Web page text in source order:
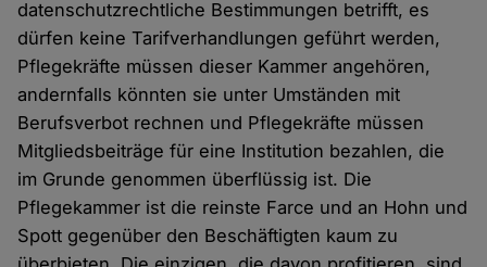
datenschutzrechtliche Bestimmungen betrifft, es
dürfen keine Tarifverhandlungen geführt werden,
Pflegekräfte müssen dieser Kammer angehören,
andernfalls könnten sie unter Umständen mit
Berufsverbot rechnen und Pflegekräfte müssen
Mitgliedsbeiträge für eine Institution bezahlen, die
im Grunde genommen überflüssig ist. Die
Pflegekammer ist die reinste Farce und an Hohn und
Spott gegenüber den Beschäftigten kaum zu